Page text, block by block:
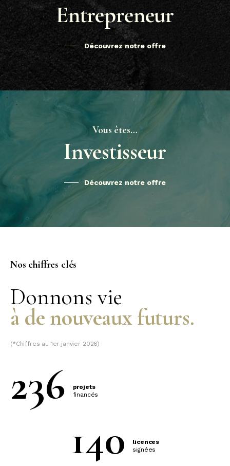
Entrepreneur
Découvrez notre offre
Vous êtes…
Investisseur
Découvrez notre offre
Nos chiffres clés
Donnons vie
à de nouveaux futurs.
(*Chiffres au 1er janvier 2026)
236
projets
financés
140
licences
signées